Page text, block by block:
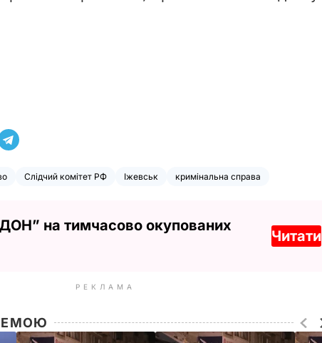
Слідчий комітет РФ Іжевськ кримінальна справа
на тимчасово окупованих
Читати
РЕКЛАМА